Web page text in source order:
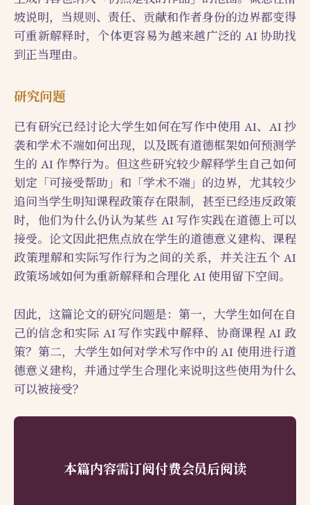
坡说明，当规则、责任、贡献和作者身份的边界都变得
可重新解释时，个体更容易为越来越广泛的 AI 协助找
到正当理由。
研究问题
已有研究已经讨论大学生如何在写作中使用 AI、AI 抄
袭和学术不端如何出现，以及既有道德框架如何预测学
生的 AI 作弊行为。但这些研究较少解释学生自己如何
划定「可接受帮助」和「学术不端」的边界，尤其较少
追问当学生明知课程政策存在限制，甚至已经违反政策
时，他们为什么仍认为某些 AI 写作实践在道德上可以
接受。论文因此把焦点放在学生的道德意义建构、课程
政策理解和实际写作行为之间的关系，并关注五个 AI
政策场域如何为重新解释和合理化 AI 使用留下空间。
因此，这篇论文的研究问题是：第一，大学生如何在自
己的信念和实际 AI 写作实践中解释、协商课程 AI 政
策？第二，大学生如何对学术写作中的 AI 使用进行道
德意义建构，并通过学生合理化来说明这些使用为什么
可以被接受？
本篇内容需订阅付费会员后阅读